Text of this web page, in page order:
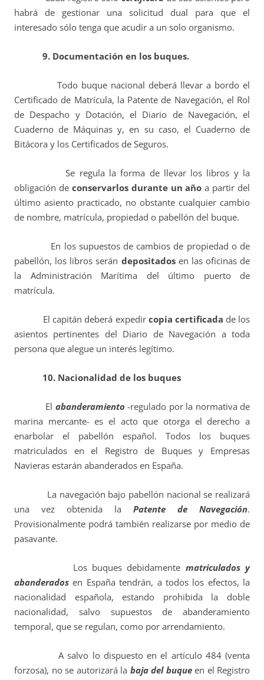
habrá de gestionar una solicitud dual para que el
interesado sólo tenga que acudir a un solo organismo.
9. Documentación en los buques.
Todo buque nacional deberá llevar a bordo el
Certificado de Matrícula, la Patente de Navegación, el Rol
de Despacho y Dotación, el Diario de Navegación, el
Cuaderno de Máquinas y, en su caso, el Cuaderno de
Bitácora y los Certificados de Seguros.
Se regula la forma de llevar los libros y la
obligación de conservarlos durante un año a partir del
último asiento practicado, no obstante cualquier cambio
de nombre, matrícula, propiedad o pabellón del buque.
En los supuestos de cambios de propiedad o de
pabellón, los libros serán depositadosen las oficinas de
la Administración Marítima del último puerto de
matrícula.
El capitán deberá expedir copia certificada de los
asientos pertinentes del Diario de Navegación a toda
persona que alegue un interés legítimo.
10. Nacionalidad de los buques
El abanderamiento -regulado por la normativa de
marina mercante- es el acto que otorga el derecho a
enarbolar el pabellón español. Todos los buques
matriculados en el Registro de Buques y Empresas
Navieras estarán abanderados en España.
La navegación bajo pabellón nacional se realizará
una vez obtenida la Patente de Navegación.
Provisionalmente podrá también realizarse por medio de
pasavante.
Los buques debidamente matriculados y
abanderados en España tendrán, a todos los efectos, la
nacionalidad española, estando prohibida la doble
nacionalidad, salvo supuestos de abanderamiento
temporal, que se regulan, como por arrendamiento.
A salvo lo dispuesto en el artículo 484 (venta
forzosa), no se autorizará la baja del buqueen el Registro